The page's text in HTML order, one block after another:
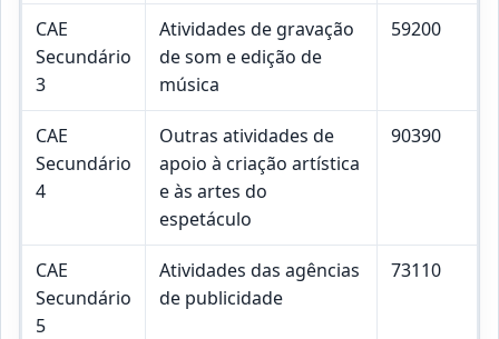
CAE
Secundário
3
Atividades de gravação
de som e edição de
música
59200
CAE
Secundário
4
Outras atividades de
apoio à criação artística
e às artes do
espetáculo
90390
CAE
Secundário
5
Atividades das agências
de publicidade
73110